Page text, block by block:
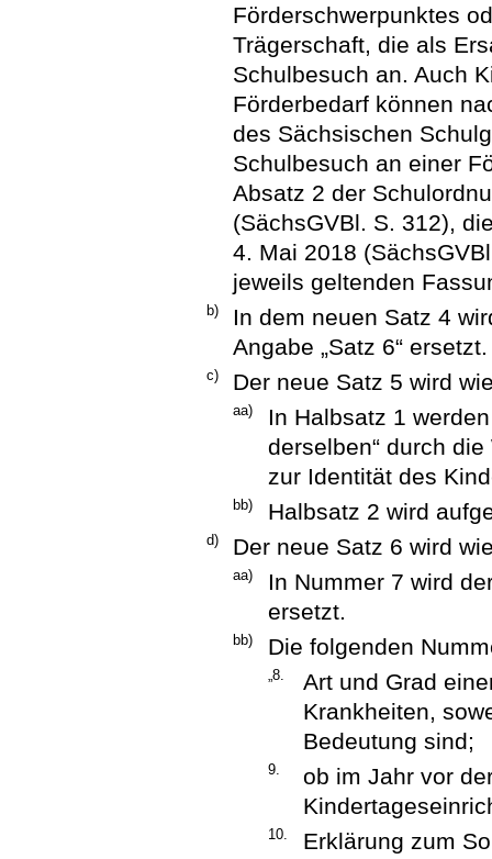
Förderschwerpunktes
Trägerschaft, die als
Schulbesuch an. Auch
Förderbedarf können
des Sächsischen
Schulbesuch an einer
Absatz 2 der
(SächsGVBl. S. 312),
4. Mai 2018
jeweils geltenden
b)
In dem neuen Satz 4
Angabe „Satz 6“ ersetzt.
c) Der neue Satz 5 wird
aa)
In Halbsatz 1
derselben“ durch
zur Identität des
bb) Halbsatz 2 wird
d) Der neue Satz 6 wird
aa)
In Nummer 7 wird
ersetzt.
bb) Die folgenden
„8.
Art und Grad
Krankheiten,
Bedeutung sind;
9.
ob im Jahr vor
10.
Erklärung zum